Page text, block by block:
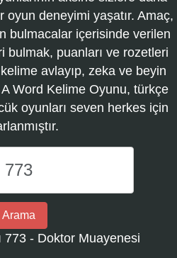
oyun deneyimi yaşatır. Amaç,
bulmacalar içerisinde verilen
bulmak, puanları ve rozetleri
avlayıp, zeka ve beyin
Word Kelime Oyunu, türkçe
oyunları seven herkes için
Word
Kelime
Oyunu
bulmaca
Arama
773 - Doktor Muayenesi